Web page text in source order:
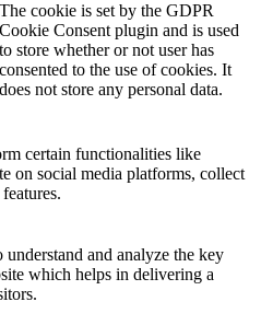
The cookie is set by the GDPR
Cookie Consent plugin and is used
to store whether or not user has
consented to the use of cookies. It
does not store any personal data.
certain functionalities like
on social media platforms, collect
understand and analyze the key
which helps in delivering a